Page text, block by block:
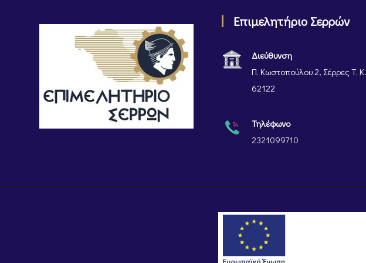
Επιμελητήριο Σερρών
Διεύθυνση
Π. Κωστοπούλου 2, Σέρρες Τ. Κ.
62122
Τηλέφωνο
2321099710